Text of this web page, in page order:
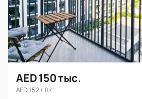
AED 150 тыс.
AED 152 / ft²